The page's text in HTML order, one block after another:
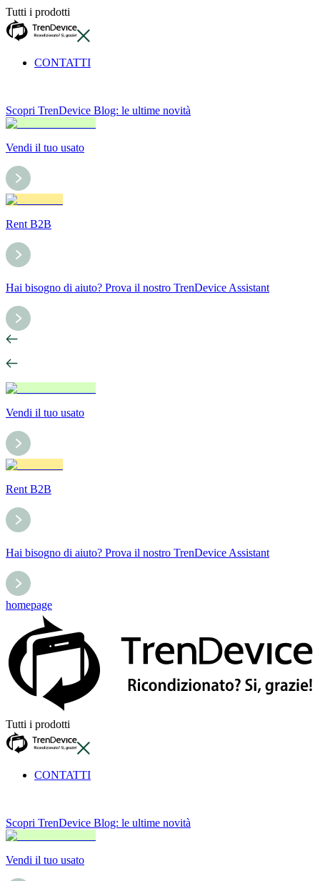
Tutti i prodotti
CONTATTI
Scopri TrenDevice Blog: le ultime novità
Vendi il tuo usato
Rent B2B
Hai bisogno di aiuto? Prova il nostro TrenDevice Assistant
Vendi il tuo usato
Rent B2B
Hai bisogno di aiuto? Prova il nostro TrenDevice Assistant
homepage
Tutti i prodotti
CONTATTI
Scopri TrenDevice Blog: le ultime novità
Vendi il tuo usato